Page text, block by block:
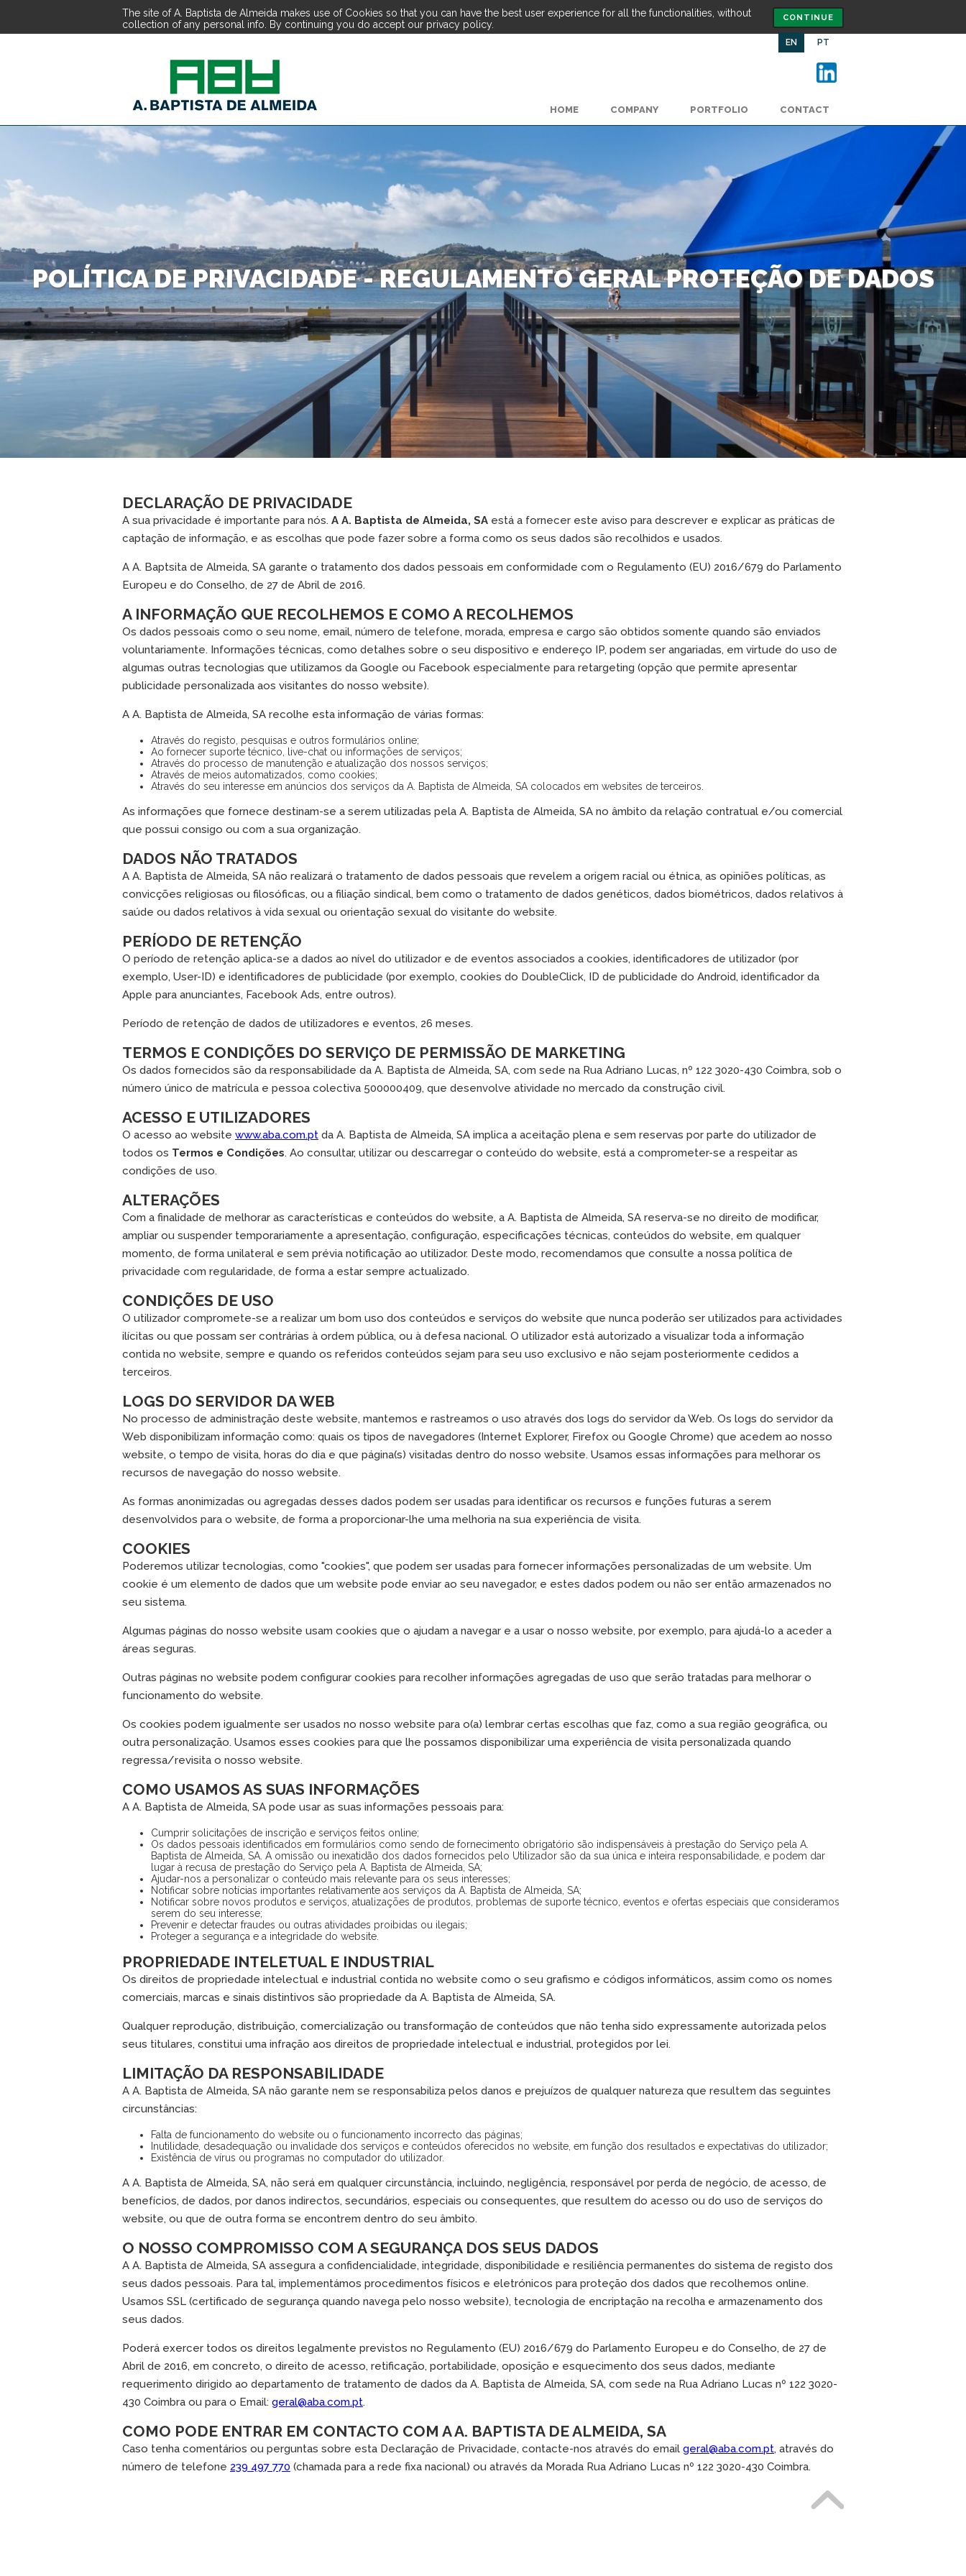
CONTINUE
The site of A. Baptista de Almeida makes use of Cookies so that you can have the best user experience for all the functionalities, without
collection of any personal info. By continuing you do accept our privacy policy.
EN PT
HOME COMPANY PORTFOLIO CONTACT
POLÍTICA DE PRIVACIDADE - REGULAMENTO GERAL PROTEÇÃO DE DADOS
DECLARAÇÃO DE PRIVACIDADE
A sua privacidade é importante para nós. A A. Baptista de Almeida, SA está a fornecer este aviso para descrever e explicar as práticas de
captação de informação, e as escolhas que pode fazer sobre a forma como os seus dados são recolhidos e usados.
A A. Baptsita de Almeida, SA garante o tratamento dos dados pessoais em conformidade com o Regulamento (EU) 2016/679 do Parlamento
Europeu e do Conselho, de 27 de Abril de 2016.
A INFORMAÇÃO QUE RECOLHEMOS E COMO A RECOLHEMOS
Os dados pessoais como o seu nome, email, número de telefone, morada, empresa e cargo são obtidos somente quando são enviados
voluntariamente. Informações técnicas, como detalhes sobre o seu dispositivo e endereço IP, podem ser angariadas, em virtude do uso de
algumas outras tecnologias que utilizamos da Google ou Facebook especialmente para retargeting (opção que permite apresentar
publicidade personalizada aos visitantes do nosso website).
A A. Baptista de Almeida, SA recolhe esta informação de várias formas:
Através do registo, pesquisas e outros formulários online;
Ao fornecer suporte técnico, live-chat ou informações de serviços;
Através do processo de manutenção e atualização dos nossos serviços;
Através de meios automatizados, como cookies;
Através do seu interesse em anúncios dos serviços da A. Baptista de Almeida, SA colocados em websites de terceiros.
As informações que fornece destinam-se a serem utilizadas pela A. Baptista de Almeida, SA no âmbito da relação contratual e/ou comercial
que possui consigo ou com a sua organização.
DADOS NÃO TRATADOS
A A. Baptista de Almeida, SA não realizará o tratamento de dados pessoais que revelem a origem racial ou étnica, as opiniões políticas, as
convicções religiosas ou filosóficas, ou a filiação sindical, bem como o tratamento de dados genéticos, dados biométricos, dados relativos à
saúde ou dados relativos à vida sexual ou orientação sexual do visitante do website.
PERÍODO DE RETENÇÃO
O período de retenção aplica-se a dados ao nível do utilizador e de eventos associados a cookies, identificadores de utilizador (por
exemplo, User-ID) e identificadores de publicidade (por exemplo, cookies do DoubleClick, ID de publicidade do Android, identificador da
Apple para anunciantes, Facebook Ads, entre outros).
Período de retenção de dados de utilizadores e eventos, 26 meses.
TERMOS E CONDIÇÕES DO SERVIÇO DE PERMISSÃO DE MARKETING
Os dados fornecidos são da responsabilidade da A. Baptista de Almeida, SA, com sede na Rua Adriano Lucas, nº 122 3020-430 Coimbra, sob o
número único de matrícula e pessoa colectiva 500000409, que desenvolve atividade no mercado da construção civil.
ACESSO E UTILIZADORES
O acesso ao website www.aba.com.pt da A. Baptista de Almeida, SA implica a aceitação plena e sem reservas por parte do utilizador de
todos os Termos e Condições. Ao consultar, utilizar ou descarregar o conteúdo do website, está a comprometer-se a respeitar as
condições de uso.
ALTERAÇÕES
Com a finalidade de melhorar as características e conteúdos do website, a A. Baptista de Almeida, SA reserva-se no direito de modificar,
ampliar ou suspender temporariamente a apresentação, configuração, especificações técnicas, conteúdos do website, em qualquer
momento, de forma unilateral e sem prévia notificação ao utilizador. Deste modo, recomendamos que consulte a nossa política de
privacidade com regularidade, de forma a estar sempre actualizado.
CONDIÇÕES DE USO
O utilizador compromete-se a realizar um bom uso dos conteúdos e serviços do website que nunca poderão ser utilizados para actividades
ilícitas ou que possam ser contrárias à ordem pública, ou à defesa nacional. O utilizador está autorizado a visualizar toda a informação
contida no website, sempre e quando os referidos conteúdos sejam para seu uso exclusivo e não sejam posteriormente cedidos a
terceiros.
LOGS DO SERVIDOR DA WEB
No processo de administração deste website, mantemos e rastreamos o uso através dos logs do servidor da Web. Os logs do servidor da
Web disponibilizam informação como: quais os tipos de navegadores (Internet Explorer, Firefox ou Google Chrome) que acedem ao nosso
website, o tempo de visita, horas do dia e que página(s) visitadas dentro do nosso website. Usamos essas informações para melhorar os
recursos de navegação do nosso website.
As formas anonimizadas ou agregadas desses dados podem ser usadas para identificar os recursos e funções futuras a serem
desenvolvidos para o website, de forma a proporcionar-lhe uma melhoria na sua experiência de visita.
COOKIES
Poderemos utilizar tecnologias, como "cookies", que podem ser usadas para fornecer informações personalizadas de um website. Um
cookie é um elemento de dados que um website pode enviar ao seu navegador, e estes dados podem ou não ser então armazenados no
seu sistema.
Algumas páginas do nosso website usam cookies que o ajudam a navegar e a usar o nosso website, por exemplo, para ajudá-lo a aceder a
áreas seguras.
Outras páginas no website podem configurar cookies para recolher informações agregadas de uso que serão tratadas para melhorar o
funcionamento do website.
Os cookies podem igualmente ser usados no nosso website para o(a) lembrar certas escolhas que faz, como a sua região geográfica, ou
outra personalização. Usamos esses cookies para que lhe possamos disponibilizar uma experiência de visita personalizada quando
regressa/revisita o nosso website.
COMO USAMOS AS SUAS INFORMAÇÕES
A A. Baptista de Almeida, SA pode usar as suas informações pessoais para:
Cumprir solicitações de inscrição e serviços feitos online;
Os dados pessoais identificados em formulários como sendo de fornecimento obrigatório são indispensáveis à prestação do Serviço pela A.
Baptista de Almeida, SA. A omissão ou inexatidão dos dados fornecidos pelo Utilizador são da sua única e inteira responsabilidade, e podem dar
lugar à recusa de prestação do Serviço pela A. Baptista de Almeida, SA;
Ajudar-nos a personalizar o conteúdo mais relevante para os seus interesses;
Notificar sobre notícias importantes relativamente aos serviços da A. Baptista de Almeida, SA;
Notificar sobre novos produtos e serviços, atualizações de produtos, problemas de suporte técnico, eventos e ofertas especiais que consideramos
serem do seu interesse;
Prevenir e detectar fraudes ou outras atividades proibidas ou ilegais;
Proteger a segurança e a integridade do website.
PROPRIEDADE INTELETUAL E INDUSTRIAL
Os direitos de propriedade intelectual e industrial contida no website como o seu grafismo e códigos informáticos, assim como os nomes
comerciais, marcas e sinais distintivos são propriedade da A. Baptista de Almeida, SA.
Qualquer reprodução, distribuição, comercialização ou transformação de conteúdos que não tenha sido expressamente autorizada pelos
seus titulares, constitui uma infração aos direitos de propriedade intelectual e industrial, protegidos por lei.
LIMITAÇÃO DA RESPONSABILIDADE
A A. Baptista de Almeida, SA não garante nem se responsabiliza pelos danos e prejuízos de qualquer natureza que resultem das seguintes
circunstâncias:
Falta de funcionamento do website ou o funcionamento incorrecto das páginas;
Inutilidade, desadequação ou invalidade dos serviços e conteúdos oferecidos no website, em função dos resultados e expectativas do utilizador;
Existência de vírus ou programas no computador do utilizador.
A A. Baptista de Almeida, SA, não será em qualquer circunstância, incluindo, negligência, responsável por perda de negócio, de acesso, de
benefícios, de dados, por danos indirectos, secundários, especiais ou consequentes, que resultem do acesso ou do uso de serviços do
website, ou que de outra forma se encontrem dentro do seu âmbito.
O NOSSO COMPROMISSO COM A SEGURANÇA DOS SEUS DADOS
A A. Baptista de Almeida, SA assegura a confidencialidade, integridade, disponibilidade e resiliência permanentes do sistema de registo dos
seus dados pessoais. Para tal, implementámos procedimentos físicos e eletrónicos para proteção dos dados que recolhemos online.
Usamos SSL (certificado de segurança quando navega pelo nosso website), tecnologia de encriptação na recolha e armazenamento dos
seus dados.
Poderá exercer todos os direitos legalmente previstos no Regulamento (EU) 2016/679 do Parlamento Europeu e do Conselho, de 27 de
Abril de 2016, em concreto, o direito de acesso, retificação, portabilidade, oposição e esquecimento dos seus dados, mediante
requerimento dirigido ao departamento de tratamento de dados da A. Baptista de Almeida, SA, com sede na Rua Adriano Lucas nº 122 3020-
430 Coimbra ou para o Email: geral@aba.com.pt.
COMO PODE ENTRAR EM CONTACTO COM A A. BAPTISTA DE ALMEIDA, SA
Caso tenha comentários ou perguntas sobre esta Declaração de Privacidade, contacte-nos através do email geral@aba.com.pt, através do
número de telefone 239 497 770 (chamada para a rede fixa nacional) ou através da Morada Rua Adriano Lucas nº 122 3020-430 Coimbra.